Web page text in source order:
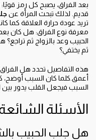
بعد الفراق، يصبح كل رمز
قديم. لذلك تبحث المرأة عن
تريد عودة حرارة العلاقة كما
معرفة نوع الفراق: هل كان
الحبيب وعد بالزواج ثم
ثم يختفي؟
هذه التفاصيل تحدد هل الفراق
أعمق.كلما كان السبب أوضح،
السبب فيجعل القلب يدور بين
الأسئلة
هل جلب الحبيب